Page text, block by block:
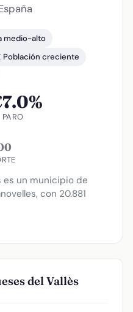
medio-alto
Población creciente
7.0%
PARO
es un municipio de
con 20.881
del Vallès